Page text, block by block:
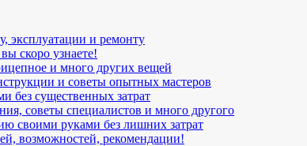
эксплуатации и ремонту
скоро узнаете!
и много других вещей
и советы опытных мастеров
без существенных затрат
советы специалистов и много другого
своими руками без лишних затрат
возможностей, рекомендации!